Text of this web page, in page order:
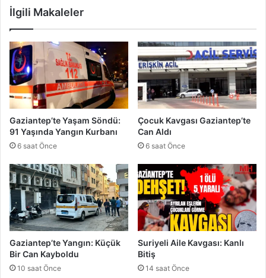
y
d
a
l
a
n
a
c
a
?
n
d
a
ş
a
ö
n
e
l
i
k
Y
e
n
U
İlgili Makaleler
Gaziantep’te Yaşam Söndü:
91 Yaşında Yangın Kurbanı
6 saat Önce
Çocuk Kavgası Gaziantep’te
Can Aldı
6 saat Önce
Gaziantep’te Yangın: Küçük
Bir Can Kayboldu
10 saat Önce
Suriyeli Aile Kavgası: Kanlı
Bitiş
14 saat Önce